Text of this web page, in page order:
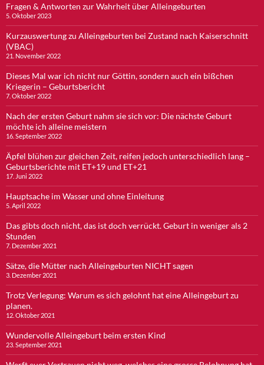
Fragen & Antworten zur Wahrheit über Alleingeburten
5. Oktober 2023
Kurzauswertung zu Alleingeburten bei Zustand nach Kaiserschnitt
(VBAC)
21. November 2022
Dieses Mal war ich nicht nur Göttin, sondern auch ein bißchen
Kriegerin – Geburtsbericht
7. Oktober 2022
Nach der ersten Geburt nahm sie sich vor: Die nächste Geburt
möchte ich alleine meistern
16. September 2022
Äpfel blühen zur gleichen Zeit, reifen jedoch unterschiedlich lang –
Geburtsberichte mit ET+19 und ET+21
17. Juni 2022
Hauptsache im Wasser und ohne Einleitung
5. April 2022
Das gibts doch nicht, das ist doch verrückt. Geburt in weniger als 2
Stunden
7. Dezember 2021
Sätze, die Mütter nach Alleingeburten NICHT sagen
3. Dezember 2021
Trotz Verlegung: Warum es sich gelohnt hat eine Alleingeburt zu
planen.
12. Oktober 2021
Wundervolle Alleingeburt beim ersten Kind
23. September 2021